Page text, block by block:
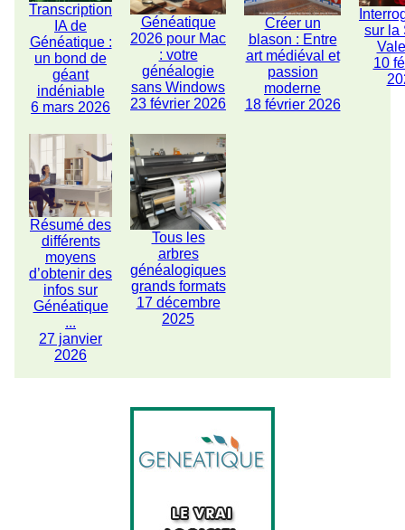
Transcription
IA de
Généatique :
un bond de
géant
indéniable
6 mars 2026
Généatique
2026 pour Mac
: votre
généalogie
sans Windows
23 février 2026
Créer un
blason : Entre
art médiéval et
passion
moderne
18 février 2026
sur la
10
Résumé des
différents
moyens
d’obtenir des
infos sur
Généatique
...
27 janvier
2026
Tous les
arbres
généalogiques
grands formats
17 décembre
2025